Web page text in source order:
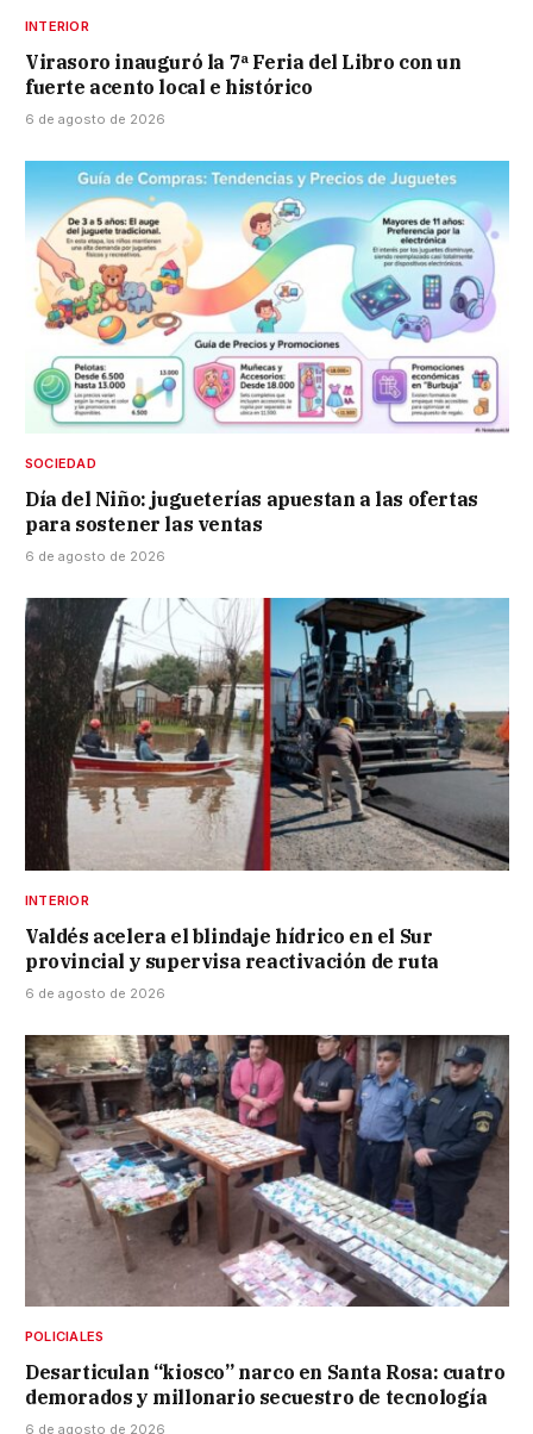
INTERIOR
Virasoro inauguró la 7ª Feria del Libro con un
fuerte acento local e histórico
6 de agosto de 2026
SOCIEDAD
Día del Niño: jugueterías apuestan a las ofertas
para sostener las ventas
6 de agosto de 2026
INTERIOR
Valdés acelera el blindaje hídrico en el Sur
provincial y supervisa reactivación de ruta
6 de agosto de 2026
POLICIALES
Desarticulan “kiosco” narco en Santa Rosa: cuatro
demorados y millonario secuestro de tecnología
6 de agosto de 2026